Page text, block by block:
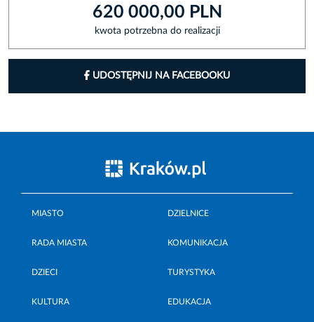
620 000,00 PLN
kwota potrzebna do realizacji
UDOSTĘPNIJ NA FACEBOOKU
MIASTO DZIELNICE
RADA MIASTA KOMUNIKACJA
DZIECI TURYSTYKA
KULTURA EDUKACJA